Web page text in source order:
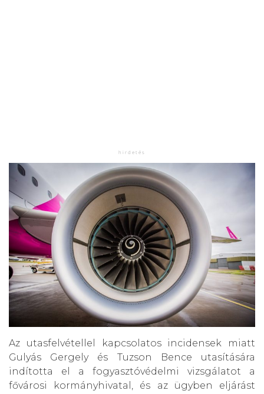
Az utasfelvétellel kapcsolatos incidensek miatt
Gulyás Gergely és Tuzson Bence utasítására
indította el a fogyasztóvédelmi vizsgálatot a
fővárosi kormányhivatal, és az ügyben eljárást